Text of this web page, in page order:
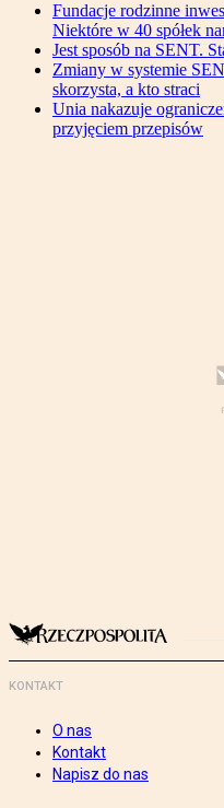
Fundacje rodzinne
Niektóre w 40 spółek
Jest sposób na SENT.
Zmiany w systemie
skorzysta, a kto straci
Unia nakazuje
przyjęciem przepisów
KONTAKT
O nas
Kontakt
Napisz do nas